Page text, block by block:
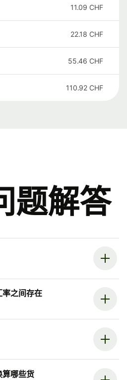
11.09 CHF
22.18 CHF
55.46 CHF
110.92 CHF
题解答
率之间存在
算哪些货